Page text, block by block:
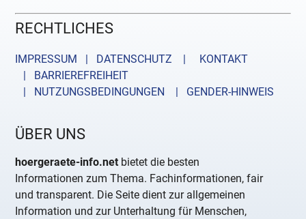
RECHTLICHES
IMPRESSUM | DATENSCHUTZ |
KONTAKT
| BARRIEREFREIHEIT
| NUTZUNGSBEDINGUNGEN
| GENDER-HINWEIS
ÜBER UNS
hoergeraete-info.net bietet die besten
Informationen zum Thema. Fachinformationen, fair
und transparent. Die Seite dient zur allgemeinen
Information und zur Unterhaltung für Menschen,